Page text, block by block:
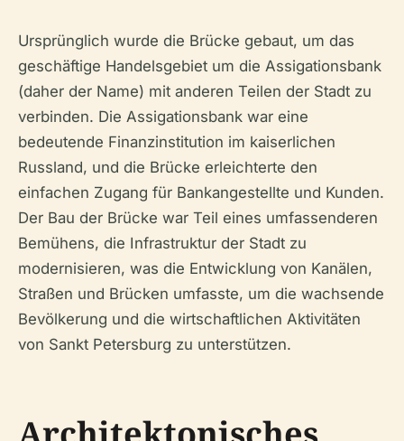
Ursprünglich wurde die Brücke gebaut, um das
geschäftige Handelsgebiet um die Assigationsbank
(daher der Name) mit anderen Teilen der Stadt zu
verbinden. Die Assigationsbank war eine
bedeutende Finanzinstitution im kaiserlichen
Russland, und die Brücke erleichterte den
einfachen Zugang für Bankangestellte und Kunden.
Der Bau der Brücke war Teil eines umfassenderen
Bemühens, die Infrastruktur der Stadt zu
modernisieren, was die Entwicklung von Kanälen,
Straßen und Brücken umfasste, um die wachsende
Bevölkerung und die wirtschaftlichen Aktivitäten
von Sankt Petersburg zu unterstützen.